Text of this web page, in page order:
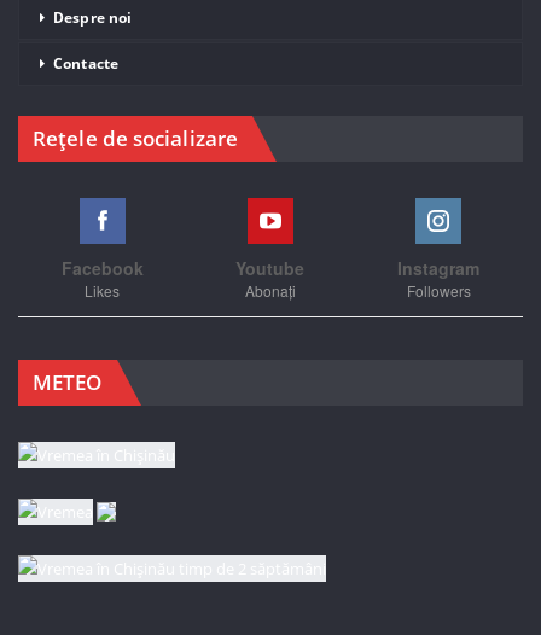
Despre noi
Contacte
Rețele de socializare
Facebook
Likes
Youtube
Abonați
Instagram
Followers
METEO